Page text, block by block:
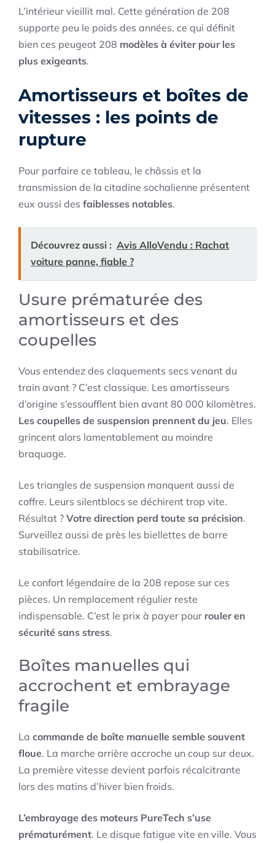
L’intérieur vieillit mal. Cette génération de 208
supporte peu le poids des années, ce qui définit
bien ces peugeot 208 modèles à éviter pour les
plus exigeants.
Amortisseurs et boîtes de
vitesses : les points de
rupture
Pour parfaire ce tableau, le châssis et la
transmission de la citadine sochalienne présentent
eux aussi des faiblesses notables.
Découvrez aussi : Avis AlloVendu : Rachat
voiture panne, fiable ?
Usure prématurée des
amortisseurs et des
coupelles
Vous entendez des claquements secs venant du
train avant ? C’est classique. Les amortisseurs
d’origine s’essoufflent bien avant 80 000 kilomètres.
Les coupelles de suspension prennent du jeu. Elles
grincent alors lamentablement au moindre
braquage.
Les triangles de suspension manquent aussi de
coffre. Leurs silentblocs se déchirent trop vite.
Résultat ? Votre direction perd toute sa précision.
Surveillez aussi de près les biellettes de barre
stabilisatrice.
Le confort légendaire de la 208 repose sur ces
pièces. Un remplacement régulier reste
indispensable. C’est le prix à payer pour rouler en
sécurité sans stress.
Boîtes manuelles qui
accrochent et embrayage
fragile
La commande de boîte manuelle semble souvent
floue. La marche arrière accroche un coup sur deux.
La première vitesse devient parfois récalcitrante
lors des matins d’hiver bien froids.
L’embrayage des moteurs PureTech s’use
prématurément. Le disque fatigue vite en ville. Vous